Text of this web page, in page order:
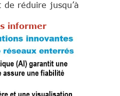
réduire jusqu’à